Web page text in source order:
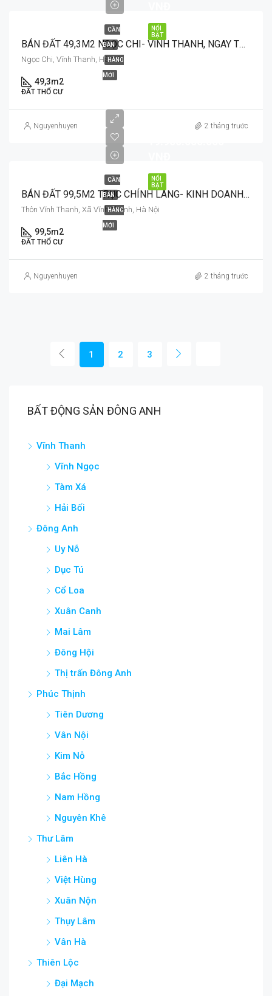
NỔI
BẬT
CẦN
BÁN
HÀNG
MỚI
BÁN ĐẤT 49,3M2 NGỌC CHI- VĨNH THANH, NGAY TRỤC CHÍNH
Ngọc Chi, Vĩnh Thanh, Hà Nội
49,3m2
ĐẤT THỔ CƯ
Nguyenhuyen 2 tháng trước
NỔI
BẬT
CẦN
BÁN
HÀNG
MỚI
BÁN ĐẤT 99,5M2 TRỤC CHÍNH LÀNG- KINH DOANH VĨNH THANH- HIẾM CÓ KHÓ TÌM
Thôn Vĩnh Thanh, Xã Vĩnh Thanh, Hà Nội
99,5m2
ĐẤT THỔ CƯ
Nguyenhuyen 2 tháng trước
1 2 3
BẤT ĐỘNG SẢN ĐÔNG ANH
Vĩnh Thanh
Vĩnh Ngọc
Tàm Xá
Hải Bối
Đông Anh
Uy Nỗ
Dục Tú
Cổ Loa
Xuân Canh
Mai Lâm
Đông Hội
Thị trấn Đông Anh
Phúc Thịnh
Tiên Dương
Vân Nội
Kim Nỗ
Bắc Hồng
Nam Hồng
Nguyên Khê
Thư Lâm
Liên Hà
Việt Hùng
Xuân Nộn
Thụy Lâm
Vân Hà
Thiên Lộc
Đại Mạch